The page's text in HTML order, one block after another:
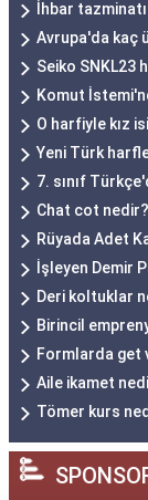
İhbar
Avrupa'da kaç
Seiko SNKL23
Komut
O harfiyle kız
Yeni Türk
7. sınıf
Chat cot nedir?
Rüyada Adet
İşleyen Demir
Deri koltuklar
Birincil
Formlarda get
Aile ikamet
Tömer kurs